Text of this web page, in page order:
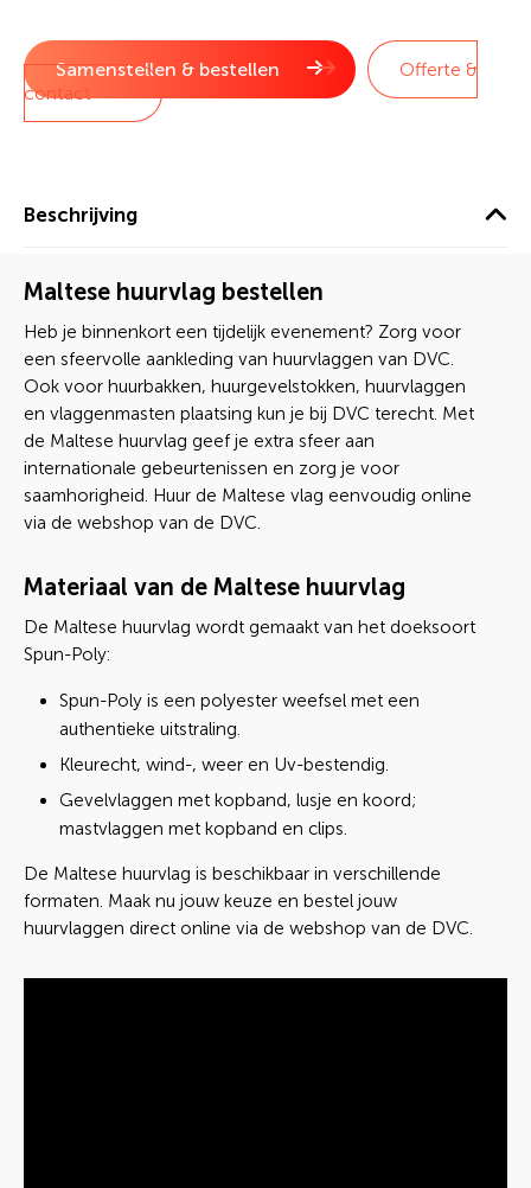
Samenstellen & bestellen
Offerte &
contact
Beschrijving
Maltese huurvlag bestellen
Heb je binnenkort een tijdelijk evenement? Zorg voor
een sfeervolle aankleding van huurvlaggen van DVC.
Ook voor huurbakken, huurgevelstokken, huurvlaggen
en vlaggenmasten plaatsing kun je bij DVC terecht. Met
de Maltese huurvlag geef je extra sfeer aan
internationale gebeurtenissen en zorg je voor
saamhorigheid. Huur de Maltese vlag eenvoudig online
via de webshop van de DVC.
Materiaal van de Maltese huurvlag
De Maltese huurvlag wordt gemaakt van het doeksoort
Spun-Poly:
Spun-Poly is een polyester weefsel met een
authentieke uitstraling.
Kleurecht, wind-, weer en Uv-bestendig.
Gevelvlaggen met kopband, lusje en koord;
mastvlaggen met kopband en clips.
De Maltese huurvlag is beschikbaar in verschillende
formaten. Maak nu jouw keuze en bestel jouw
huurvlaggen direct online via de webshop van de DVC.